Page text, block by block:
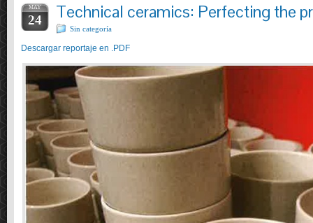
MAY
24 Technical ceramics: Perfecting the
Sin categoría
Descargar reportaje en .PDF